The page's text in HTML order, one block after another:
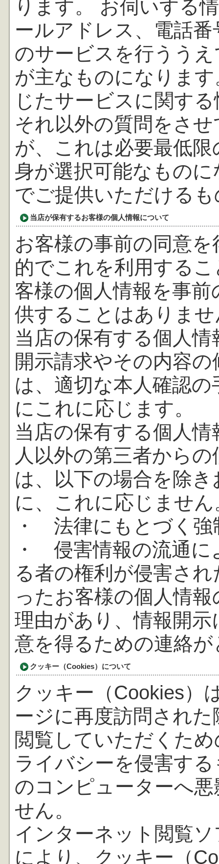
ります。 お伺いする
ールアドレス、電話
のサービスを行うう
が主なものになりま
じたサービスに関す
それ以外の質問をさ
が、これは必要最低
身が選択可能なもの
でご提供いただける
当店が保有するお客様の個人情報について
お客様の事前の同意
的でこれを利用する
客様の個人情報を事
供することはありま
当店の保有する個人
開示請求やその内容
は、適切な本人確認
にこれに応じます。
当店の保有する個人
人以外の第三者から
は、以下の場合を除
に、これに応じません
・ 法律にもとづく強
・ 侵害情報の流通に
る者の権利が侵害さ
ったお客様の個人情
理由があり、情報開
意を得るための連絡
クッキー（Cookies）について
クッキー（Cookies）
ージに再度訪問され
閲覧していただくた
ライバシーを侵害す
のコンピューターへ
せん。
インターネット閲覧
により、クッキー（